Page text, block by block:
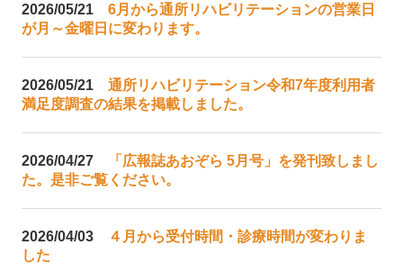
2026/05/216月から通所リハビリテーションの営業日
が月～金曜日に変わります。
2026/05/21通所リハビリテーション令和7年度利用者
満足度調査の結果を掲載しました。
2026/04/27
「広報誌あおぞら 5月号」を発刊致しまし
た。是非ご覧ください。
2026/04/03
４月から受付時間・診療時間が変わりま
した